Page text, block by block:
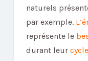
naturels
par exemple.
représente le
durant leur